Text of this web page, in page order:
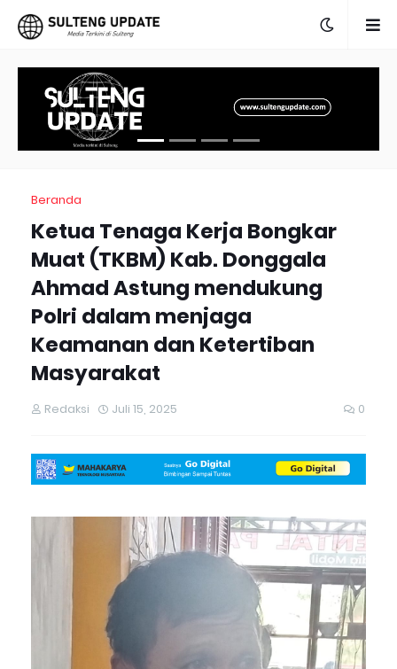
Beranda
Ketua Tenaga Kerja Bongkar
Muat (TKBM) Kab. Donggala
Ahmad Astung mendukung
Polri dalam menjaga
Keamanan dan Ketertiban
Masyarakat
Redaksi Juli 15, 2025 0